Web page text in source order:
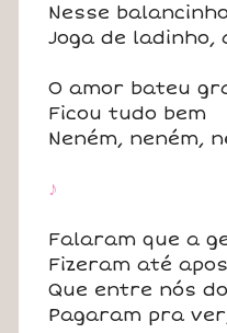
Nesse
Joga de ladinho,
O amor bateu
Ficou tudo bem
Neném, neném,
♪
Falaram que a
Fizeram até
Que entre nós
Pagaram pra